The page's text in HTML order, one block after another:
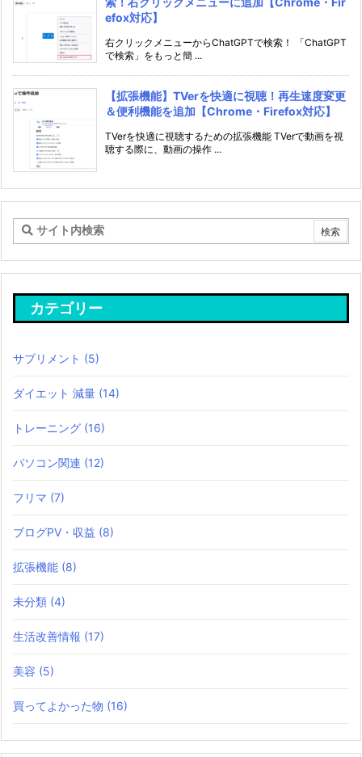
efox対応】
右クリックメニューからChatGPTで検索！ 「ChatGPT
で検索」をもっと簡 ...
【拡張機能】TVerを快適に視聴！再生速度変更
＆便利機能を追加【Chrome・Firefox対応】
TVerを快適に視聴するための拡張機能 TVerで動画を視
聴する際に、動画の操作 ...
カテゴリー
サプリメント (5)
ダイエット 減量 (14)
トレーニング (16)
パソコン関連 (12)
フリマ (7)
ブログPV・収益 (8)
拡張機能 (8)
未分類 (4)
生活改善情報 (17)
美容 (5)
買ってよかった物 (16)